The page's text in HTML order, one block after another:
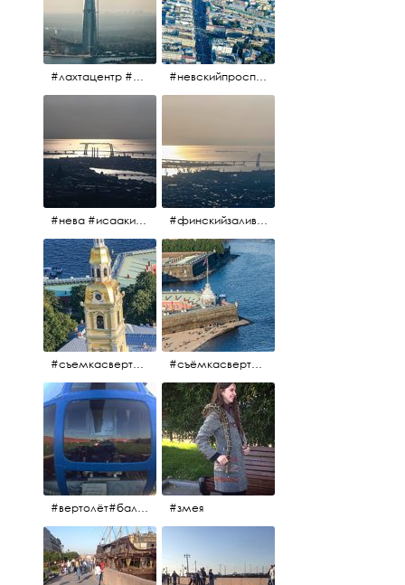
#лахтацентр #лахта #башнягазпром #газпром #башня #небоскрёбпитера #небоскрёб #финскийзалив #санктпетербург #невскийпроспект #центргорода #санктпетербург #осень2017 #когдапаришьнадгородом
#нева #исаакий #исаакиевскийсобор #нева #васильевскийостров #адмиралтейскийрайон #финскийзалив #дворцовыймост #небонадпитером #осень2017 #финскийзалив #маркизовалужа #нева
#съемкасвертолета #вертолёт #съёмкасвертолёта #петропавловскаякрепость #заячийостров #санктпетербург #съёмкасвертолёта #питер #петропавловскаякрепость #нева #осень2017
#вертолёт#балтийскиеавиалинии #петропавловскаякрепость #заячийостров #полётынадпитером #полётынадгородом #полёты #змея